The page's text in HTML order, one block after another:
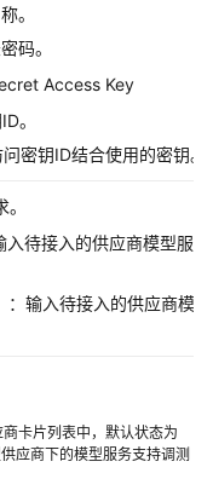
。
码。
Access Key
。
密钥ID结合使用的密钥。
待接入的供应商模型服
输入待接入的供应商模
卡片列表中，默认状态为
应商下的模型服务支持调测